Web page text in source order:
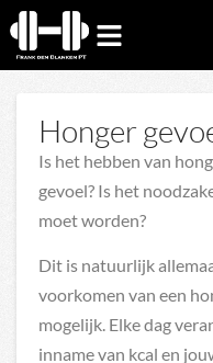
Honger
Is het hebben van
gevoel? Is het
moet worden?
Dit is natuurlijk
voorkomen van een
mogelijk. Elke dag
inname van kcal en